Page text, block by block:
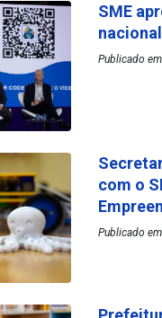
SME
Publicado
com o
Publicado